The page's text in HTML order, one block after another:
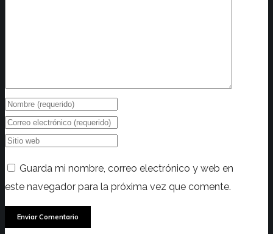
Guarda mi nombre, correo electrónico y web en
este navegador para la próxima vez que comente.